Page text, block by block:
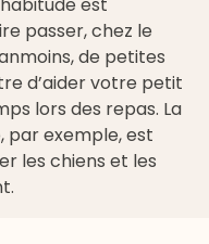
passer, chez le
de petites
d’aider votre petit
lors des repas. La
, par exemple, est
les chiens et les